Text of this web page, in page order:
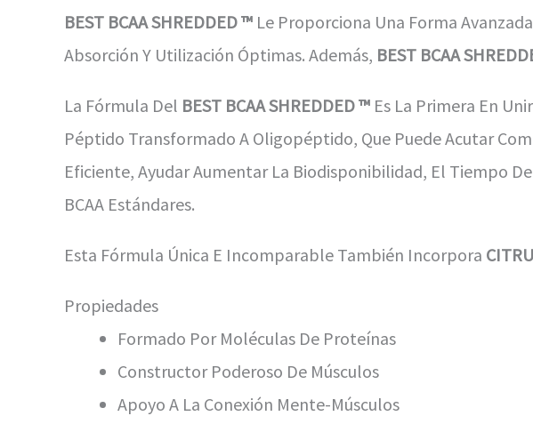
BEST BCAA SHREDDED ™ Le Proporciona Una Forma
Absorción Y Utilización Óptimas. Además, BEST BCAA
La Fórmula Del BEST BCAA SHREDDED ™ Es La Primera En
Péptido Transformado A Oligopéptido, Que Puede Acutar
Eficiente, Ayudar Aumentar La Biodisponibilidad, El Tiempo
BCAA Estándares.
Esta Fórmula Única E Incomparable También Incorpora
Propiedades
Formado Por Moléculas De Proteínas
Constructor Poderoso De Músculos
Apoyo A La Conexión Mente-Músculos